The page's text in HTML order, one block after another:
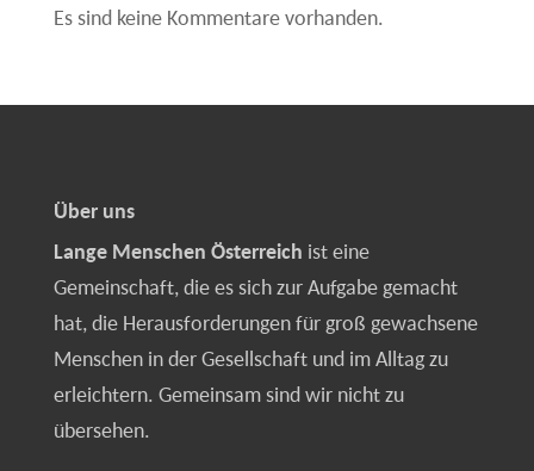
Es sind keine Kommentare vorhanden.
Über uns
Lange Menschen Österreich ist eine
Gemeinschaft, die es sich zur Aufgabe gemacht
hat, die Herausforderungen für groß gewachsene
Menschen in der Gesellschaft und im Alltag zu
erleichtern. Gemeinsam sind wir nicht zu
übersehen.